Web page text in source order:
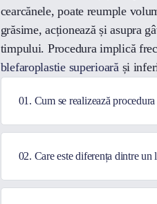
cearcănele, poate reumple
grăsime, acționează și asupra
timpului. Procedura implică
blefaroplastie superioară și
01. Cum se realizează
02. Care este diferența dintre